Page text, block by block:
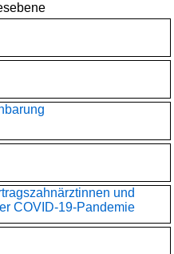
und
COVID-19-Pandemie